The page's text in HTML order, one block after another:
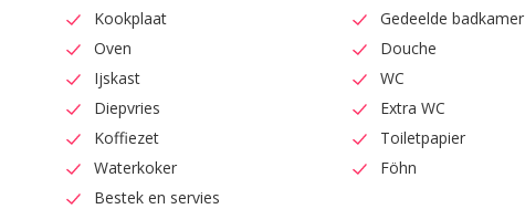
Kookplaat
Oven
Ijskast
Diepvries
Koffiezet
Waterkoker
Bestek en servies
Gedeelde badkamer
Douche
WC
Extra WC
Toiletpapier
Föhn